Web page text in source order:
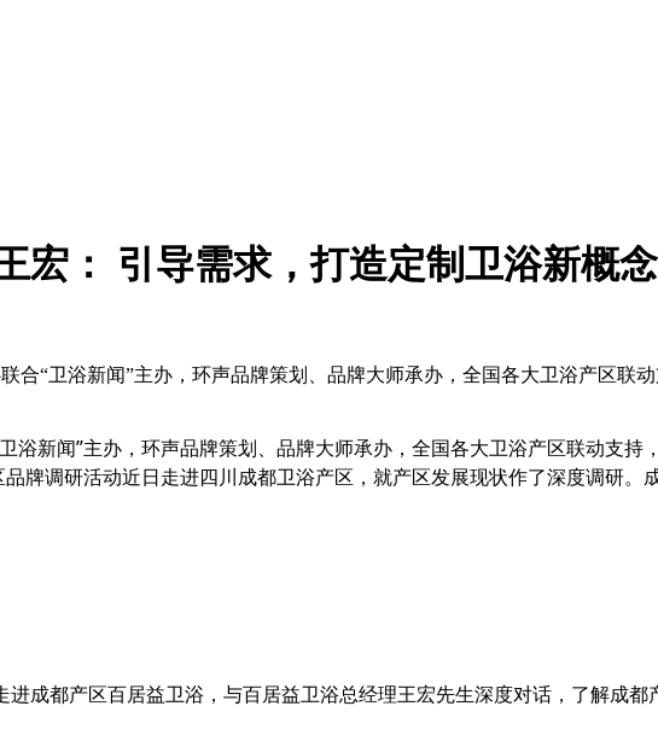
宏： 引导需求，打造定制卫浴新概念
合“卫浴新闻”主办，环声品牌策划、品牌大师承办，全国各大卫浴产区联
新闻”主办，环声品牌策划、品牌大师承办，全国各大卫浴产区联动支持
调研活动近日走进四川成都卫浴产区，就产区发展现状作了深度调研。
成都产区百居益卫浴，与百居益卫浴总经理王宏先生深度对话，了解成